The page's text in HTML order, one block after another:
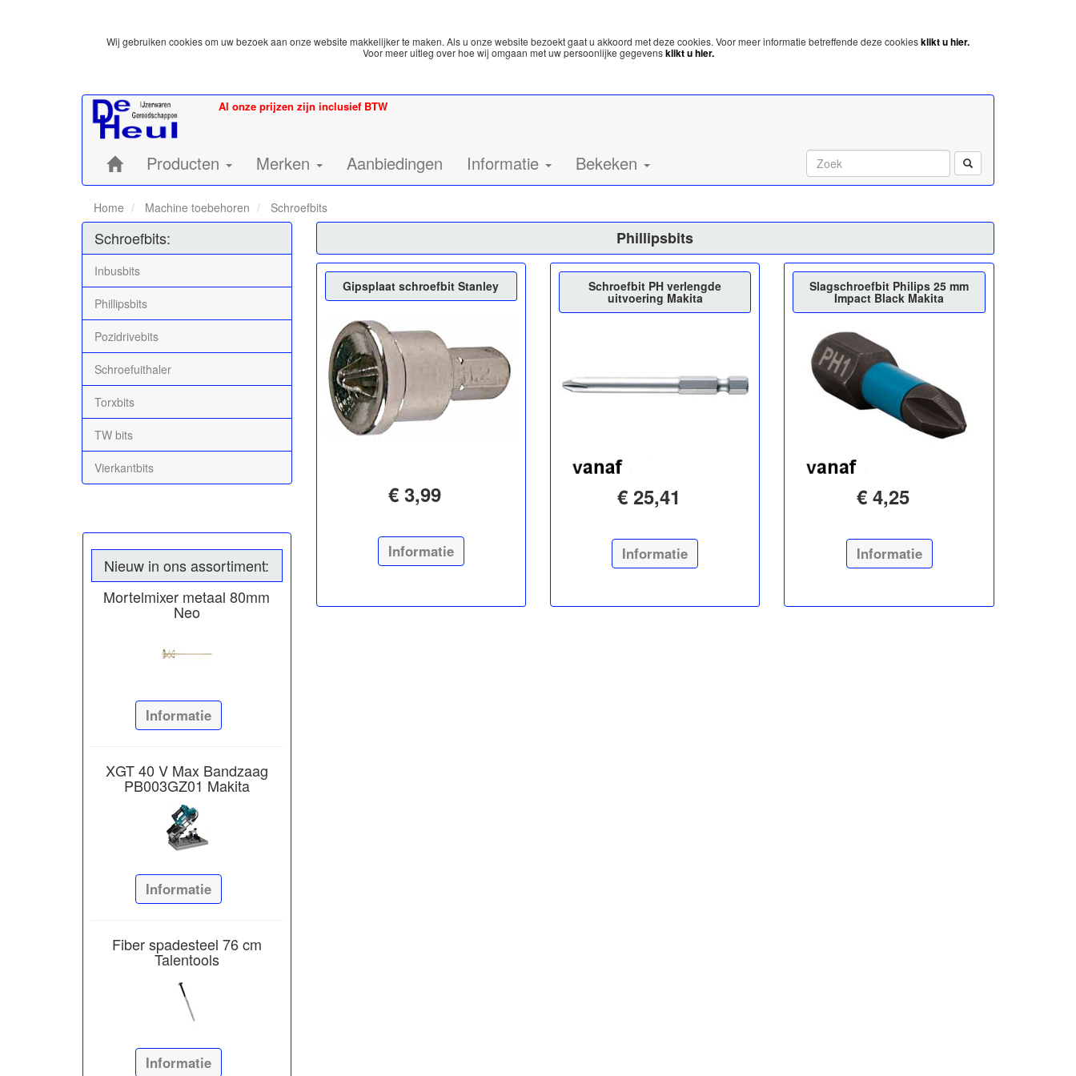
Wij gebruiken cookies om uw bezoek aan onze website makkelijker te maken. Als u onze website bezoekt gaat u akkoord met deze cookies. Voor meer informatie betreffende deze cookiesklikt u hier.
Voor meer uitleg over hoe wij omgaan met uw persoonlijke gegevensklikt u hier.
Al onze prijzen zijn inclusief BTW
Home:Producten Merken Aanbiedingen Informatie Bekeken
Home Machine toebehoren Schroefbits
Schroefbits:
Inbusbits
Phillipsbits
Pozidrivebits
Schroefuithaler
Torxbits
TW bits
Vierkantbits
Nieuw in ons assortiment:
Mortelmixer metaal 80mm
Neo
Informatie
XGT 40 V Max Bandzaag
PB003GZ01 Makita
Informatie
Fiber spadesteel 76 cm
Talentools
Informatie
Phillipsbits
Gipsplaat schroefbit Stanley
€ 3,99
Informatie
Schroefbit PH verlengde
uitvoering Makita
€ 25,41
Informatie
Slagschroefbit Philips 25 mm
Impact Black Makita
€ 4,25
Informatie